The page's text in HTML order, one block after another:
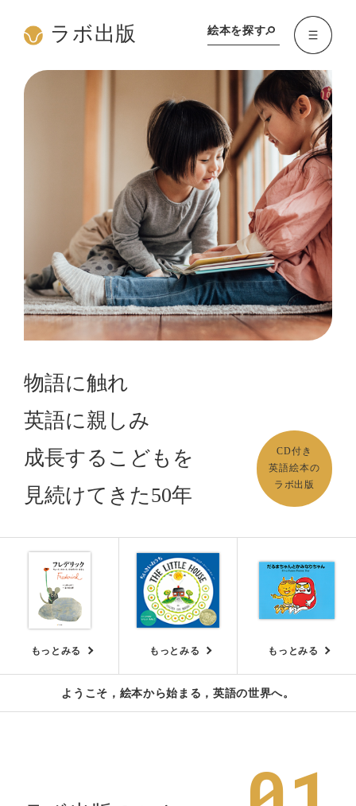
ラボ出版 絵本を探す
CD付き
英語絵本の
ラボ出版
物語に触れ
英語に親しみ
成長するこどもを
見続けてきた50年
もっとみる もっとみる もっとみる
ようこそ，絵本から始まる，英語の世界へ。